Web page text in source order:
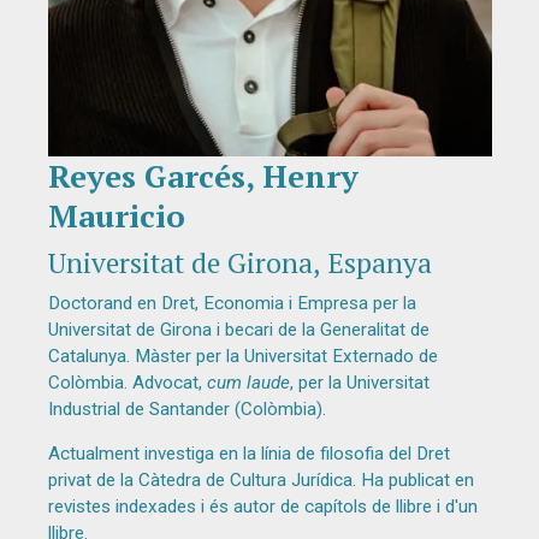
Diapositiva 1 de 1
Reyes Garcés, Henry
Mauricio
Universitat de Girona, Espanya
Doctorand en Dret, Economia i Empresa per la
Universitat de Girona i becari de la Generalitat de
Catalunya. Màster per la Universitat Externado de
Colòmbia. Advocat, cum laude, per la Universitat
Industrial de Santander (Colòmbia).
Actualment investiga en la línia de filosofia del Dret
privat de la Càtedra de Cultura Jurídica. Ha publicat en
revistes indexades i és autor de capítols de llibre i d'un
llibre.